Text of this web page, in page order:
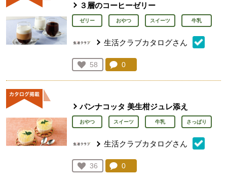
３層のコーヒーゼリー
ゼリー おやつ スイーツ 牛乳
生活クラブカタログさん
お気に入り登録：
58
人が登録
コメント：
0
パンナコッタ 美生柑ジュレ添え
おやつ スイーツ 牛乳 さっぱり
生活クラブカタログさん
お気に入り登録：
36
人が登録
コメント：
0